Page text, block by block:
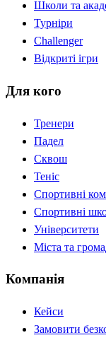
Школи та
Турніри
Challenger
Відкриті ігри
Для кого
Тренери
Падел
Сквош
Теніс
Спортивні
Спортивні
Університети
Міста та
Компанія
Кейси
Замовити